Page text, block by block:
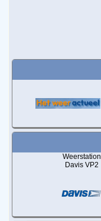
Weerstation
Davis VP2